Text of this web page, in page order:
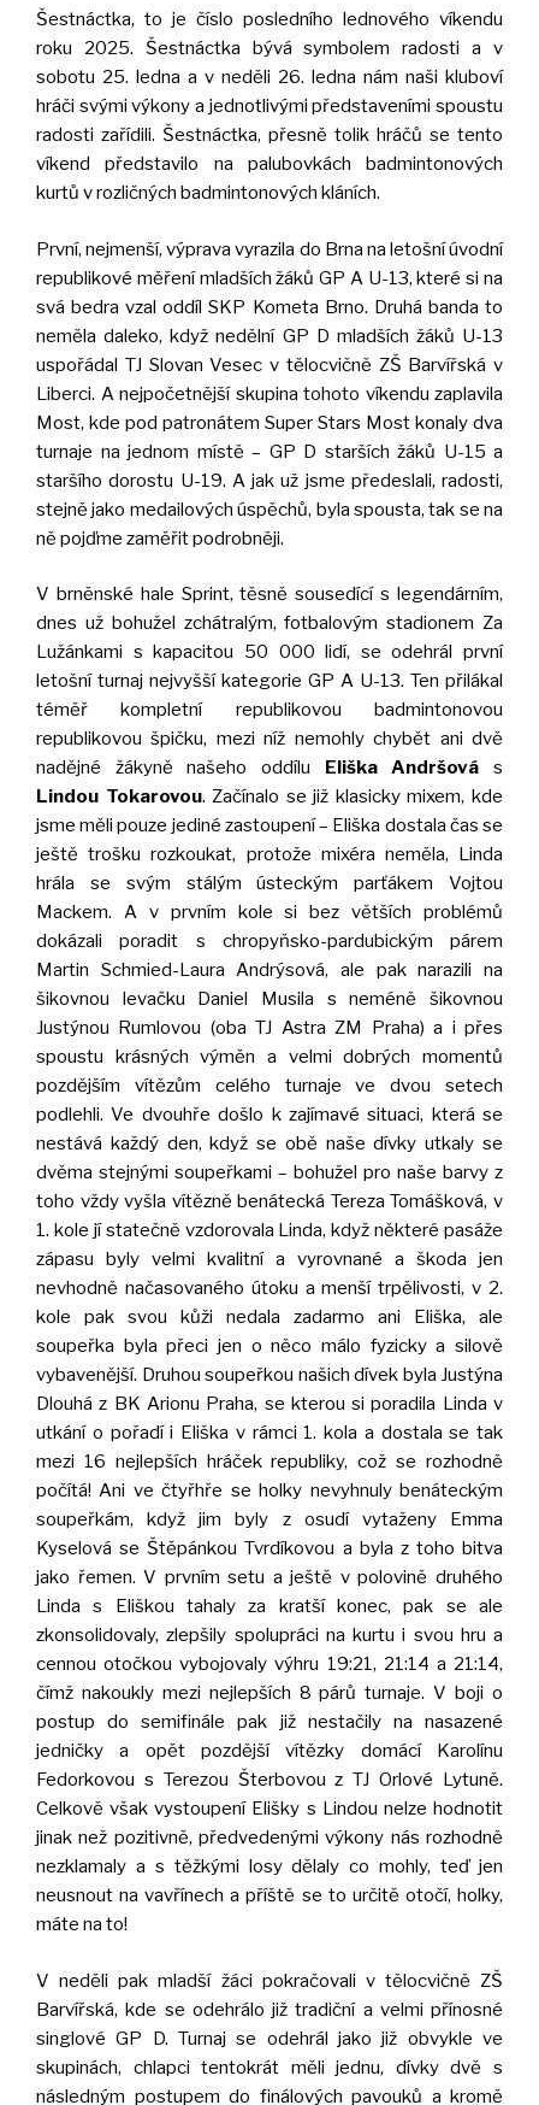
Šestnáctka, to je číslo posledního lednového víkendu
roku 2025. Šestnáctka bývá symbolem radosti a v
sobotu 25. ledna a v neděli 26. ledna nám naši kluboví
hráči svými výkony a jednotlivými představeními spoustu
radosti zařídili. Šestnáctka, přesně tolik hráčů se tento
víkend představilo na palubovkách badmintonových
kurtů v rozličných badmintonových kláních.
První, nejmenší, výprava vyrazila do Brna na letošní úvodní
republikové měření mladších žáků GP A U-13, které si na
svá bedra vzal oddíl SKP Kometa Brno. Druhá banda to
neměla daleko, když nedělní GP D mladších žáků U-13
uspořádal TJ Slovan Vesec v tělocvičně ZŠ Barvířská v
Liberci. A nejpočetnější skupina tohoto víkendu zaplavila
Most, kde pod patronátem Super Stars Most konaly dva
turnaje na jednom místě – GP D starších žáků U-15 a
staršího dorostu U-19. A jak už jsme předeslali, radosti,
stejně jako medailových úspěchů, byla spousta, tak se na
ně pojďme zaměřit podrobněji.
V brněnské hale Sprint, těsně sousedící s legendárním,
dnes už bohužel zchátralým, fotbalovým stadionem Za
Lužánkami s kapacitou 50 000 lidí, se odehrál první
letošní turnaj nejvyšší kategorie GP A U-13. Ten přilákal
téměř kompletní republikovou badmintonovou
republikovou špičku, mezi níž nemohly chybět ani dvě
nadějné žákyně našeho oddílu Eliška Andršová s
Lindou Tokarovou. Začínalo se již klasicky mixem, kde
jsme měli pouze jediné zastoupení – Eliška dostala čas se
ještě trošku rozkoukat, protože mixéra neměla, Linda
hrála se svým stálým ústeckým parťákem Vojtou
Mackem. A v prvním kole si bez větších problémů
dokázali poradit s chropyňsko-pardubickým párem
Martin Schmied-Laura Andrýsová, ale pak narazili na
šikovnou levačku Daniel Musila s neméně šikovnou
Justýnou Rumlovou (oba TJ Astra ZM Praha) a i přes
spoustu krásných výměn a velmi dobrých momentů
pozdějším vítězům celého turnaje ve dvou setech
podlehli. Ve dvouhře došlo k zajímavé situaci, která se
nestává každý den, když se obě naše dívky utkaly se
dvěma stejnými soupeřkami – bohužel pro naše barvy z
toho vždy vyšla vítězně benátecká Tereza Tomášková, v
1. kole jí statečně vzdorovala Linda, když některé pasáže
zápasu byly velmi kvalitní a vyrovnané a škoda jen
nevhodně načasovaného útoku a menší trpělivosti, v 2.
kole pak svou kůži nedala zadarmo ani Eliška, ale
soupeřka byla přeci jen o něco málo fyzicky a silově
vybavenější. Druhou soupeřkou našich dívek byla Justýna
Dlouhá z BK Arionu Praha, se kterou si poradila Linda v
utkání o pořadí i Eliška v rámci 1. kola a dostala se tak
mezi 16 nejlepších hráček republiky, což se rozhodně
počítá! Ani ve čtyřhře se holky nevyhnuly benáteckým
soupeřkám, když jim byly z osudí vytaženy Emma
Kyselová se Štěpánkou Tvrdíkovou a byla z toho bitva
jako řemen. V prvním setu a ještě v polovině druhého
Linda s Eliškou tahaly za kratší konec, pak se ale
zkonsolidovaly, zlepšily spolupráci na kurtu i svou hru a
cennou otočkou vybojovaly výhru 19:21, 21:14 a 21:14,
čímž nakoukly mezi nejlepších 8 párů turnaje. V boji o
postup do semifinále pak již nestačily na nasazené
jedničky a opět pozdější vítězky domácí Karolínu
Fedorkovou s Terezou Šterbovou z TJ Orlové Lytuně.
Celkově však vystoupení Elišky s Lindou nelze hodnotit
jinak než pozitivně, předvedenými výkony nás rozhodně
nezklamaly a s těžkými losy dělaly co mohly, teď jen
neusnout na vavřínech a příště se to určitě otočí, holky,
máte na to!
V neděli pak mladší žáci pokračovali v tělocvičně ZŠ
Barvířská, kde se odehrálo již tradiční a velmi přínosné
singlové GP D. Turnaj se odehrál jako již obvykle ve
skupinách, chlapci tentokrát měli jednu, dívky dvě s
následným postupem do finálových pavouků a kromě